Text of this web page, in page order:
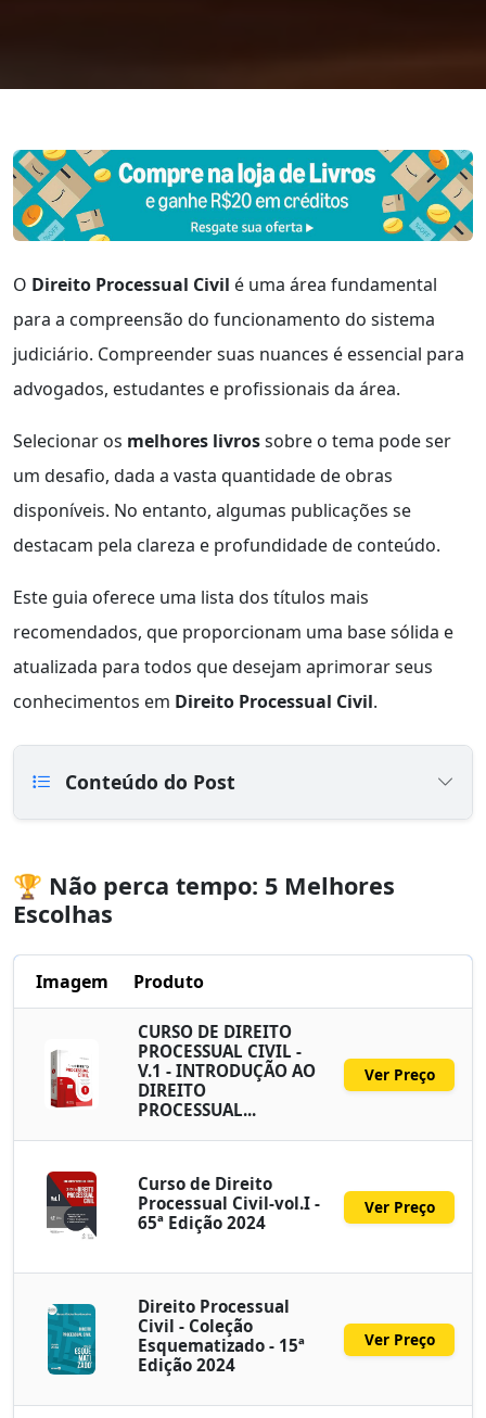
O Direito Processual Civil é uma área fundamental
para a compreensão do funcionamento do sistema
judiciário. Compreender suas nuances é essencial para
advogados, estudantes e profissionais da área.
Selecionar os melhores livrossobre o tema pode ser
um desafio, dada a vasta quantidade de obras
disponíveis. No entanto, algumas publicações se
destacam pela clareza e profundidade de conteúdo.
Este guia oferece uma lista dos títulos mais
recomendados, que proporcionam uma base sólida e
atualizada para todos que desejam aprimorar seus
conhecimentos em Direito Processual Civil.
Conteúdo do Post
🏆 Não perca tempo: 5 Melhores
Escolhas
Imagem Produto
CURSO DE DIREITO
PROCESSUAL CIVIL -
V.1 - INTRODUÇÃO AO
DIREITO
PROCESSUAL...
Ver Preço
Curso de Direito
Processual Civil-vol.I -
65ª Edição 2024
Ver Preço
Direito Processual
Civil - Coleção
Esquematizado - 15ª
Edição 2024
Ver Preço